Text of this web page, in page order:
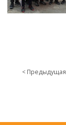
< Предыдущая